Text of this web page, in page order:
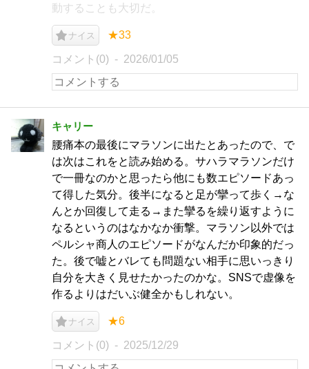
動することも大切だ。
ナイス ★33
コメント(0) 2026/01/05
キャリー
腰痛本の最後にマラソンに出たとあったので、で
は次はこれをと読み始める。サハラマラソンだけ
で一冊なのかと思ったら他にも数エピソードあっ
て得した気分。後半になると足が攣って歩く→な
んとか回復して走る→また攣るを繰り返すように
なるというのはなかなか衝撃。マラソン以外では
ペルシャ商人のエピソードがなんだか印象的だっ
た。後で嘘とバレても問題ない相手に思いっきり
自分を大きく見せたかったのかな。SNSで虚像を
作るよりはだいぶ健全かもしれない。
ナイス ★6
コメント(0) 2025/12/29